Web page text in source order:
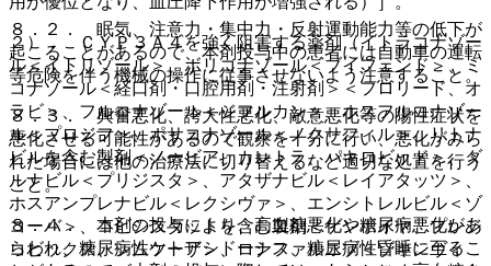
２）． ＣＹＰ３Ａ４を強く阻害する薬剤（イトラコナゾー
ル＜イトリゾール＞、ボリコナゾール＜ブイフェンド＞、ミ
コナゾール＜経口剤・口腔用剤・注射剤＞＜フロリード、オ
ラビ＞、フルコナゾール＜ジフルカン＞、ホスフルコナゾー
ル＜プロジフ＞、ポサコナゾール＜ノクサフィル＞、リトナ
ビルを含む製剤＜ノービア、カレトラ、パキロビッド＞、ダ
ルナビル＜プリジスタ＞、アタザナビル＜レイアタッツ＞、
ホスアンプレナビル＜レクシヴァ＞、エンシトレルビル＜ゾ
コーバ＞、コビシスタットを含む製剤＜ゲンボイヤ、プレジ
コビックス、シムツーザ＞、ロナファルニブ＜ゾキンヴィ
８．２． 眠気、注意力・集中力・反射運動能力等の低下が
起こることがあるので、本剤投与中の患者には自動車の運転
等危険を伴う機械の操作に従事させないよう注意すること。
８．３． 興奮悪化、誇大性悪化、敵意悪化等の陽性症状を
悪化させる可能性があるので観察を十分に行い、悪化がみら
れた場合には他の治療法に切り替えるなど適切な処置を行う
こと。
８．４． 本剤の投与により、高血糖悪化や糖尿病悪化があ
らわれ、糖尿病性ケトアシドーシス、糖尿病性昏睡に至るこ